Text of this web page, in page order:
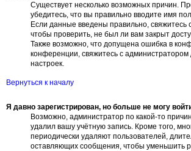
Существует несколько возможных причин.
убедитесь, что вы правильно вводите имя
Если данные введены правильно, свяжитесь
чтобы проверить, не был ли вам закрыт
Также возможно, что допущена ошибка в
конференции, свяжитесь с администратором
настроек.
Вернуться к началу
Я давно зарегистрирован, но больше не могу
Возможно, администратор по какой-то
удалил вашу учётную запись. Кроме того,
периодически удаляют пользователей,
оставляющих сообщения, чтобы уменьшить